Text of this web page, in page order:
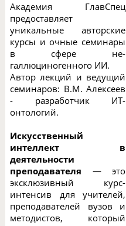
Академия ГлавСпец
предоставляет
уникальные авторские
курсы и очные семинары
в сфере не-
галлюциногенного ИИ.
Автор лекций и ведущий
семинаров: В.М. Алексеев
- разработчик ИТ-
онтологий.
Искусственный
интеллект в
деятельности
преподавателя — это
эксклюзивный курс-
интенсив для учителей,
преподавателей вузов и
методистов, который